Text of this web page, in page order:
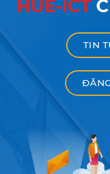
HUE-ICT
TIN